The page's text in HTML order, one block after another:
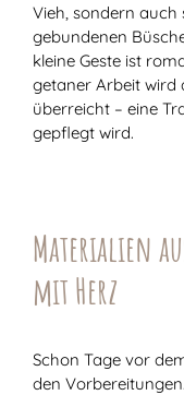
Vieh, sondern auch
gebundenen
kleine Geste ist
getaner Arbeit wird
überreicht – eine
gepflegt wird.
Materialien
mit Herz
Schon Tage vor
den